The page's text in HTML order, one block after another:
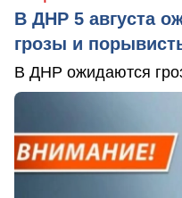
В ДНР 5 августа
грозы и
В ДНР ожидаются